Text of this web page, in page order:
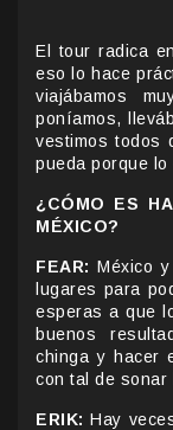
El tour radica
eso lo hace
viajábamos
poníamos,
vestimos todos
pueda porque lo
¿CÓMO ES
MÉXICO?
FEAR: México
lugares para
esperas a que
buenos
chinga y hacer
con tal de sonar
ERIK: Hay